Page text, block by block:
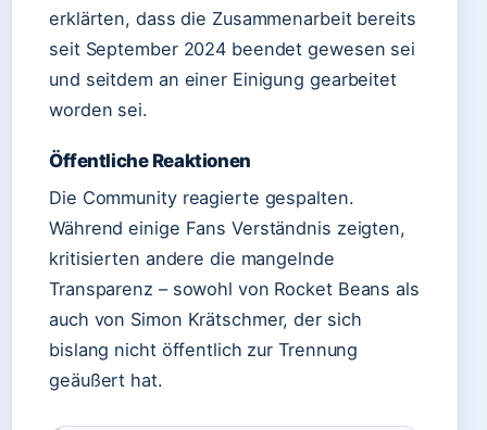
erklärten, dass die Zusammenarbeit bereits
seit September 2024 beendet gewesen sei
und seitdem an einer Einigung gearbeitet
worden sei.
Öffentliche Reaktionen
Die Community reagierte gespalten.
Während einige Fans Verständnis zeigten,
kritisierten andere die mangelnde
Transparenz – sowohl von Rocket Beans als
auch von Simon Krätschmer, der sich
bislang nicht öffentlich zur Trennung
geäußert hat.